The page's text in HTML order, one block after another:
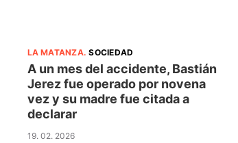
LA MATANZA.SOCIEDAD
A un mes del accidente, Bastián
Jerez fue operado por novena
vez y su madre fue citada a
declarar
19. 02. 2026